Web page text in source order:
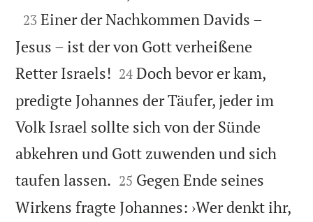

23 Einer der Nachkommen Davids –
Jesus – ist der von Gott verheißene
Retter Israels! 

24 Doch bevor er kam,
predigte Johannes der Täufer, jeder im
Volk Israel sollte sich von der Sünde
abkehren und Gott zuwenden und sich
taufen lassen. 

25 Gegen Ende seines
Wirkens fragte Johannes: ›Wer denkt ihr,